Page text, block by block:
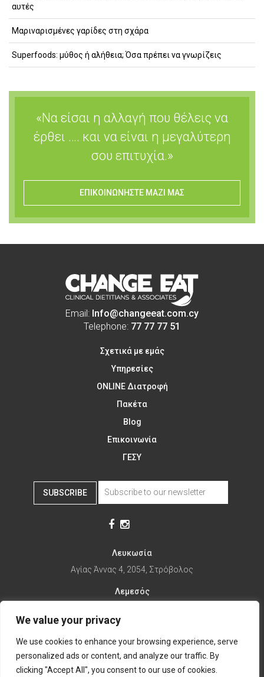
We value your privacy
We use cookies to enhance your browsing experience, serve
personalized ads or content, and analyze our traffic. By
clicking "Accept All", you consent to our use of cookies.
αυτές
Μαριναρισμένες γαρίδες στη σχάρα
Superfoods: μύθος ή αλήθεια; Όσα πρέπει να γνωρίζεις
«Να είσαι η αλλαγή που θέλεις να
έρθει …. και να είναι η μεγαλύτερη
σου επιτυχία.»
ΕΠΙΚΟΙΝΩΝΗΣΤΕ ΜΑΖΙ ΜΑΣ
Email: Info@changeeat.com.cy
Telephone: 77 77 77 51
Σχετικά με εμάς
Υπηρεσίες
ONLINE Διατροφή
Πακέτα
Blog
Επικοινωνία
ΓΕΣΥ
SUBSCRIBE
Λευκωσία
Αγίας Άννας 4, 2054, Στρόβολος
Λεμεσός
1ης Απριλίου 67, 5281